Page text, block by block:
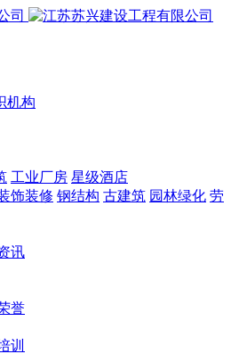
机构
工业厂房 星级酒店
饰装修 钢结构 古建筑 园林绿化 劳
讯
誉
训